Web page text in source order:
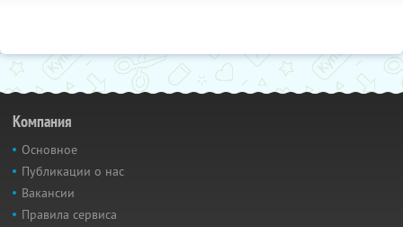
Компания
Основное
Публикации о нас
Вакансии
Правила сервиса